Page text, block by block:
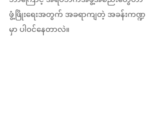
ဖွံ့ဖြိုးရေးအတွက် အခရာကျတဲ့ အခန်းကဏ္ဍ
မှာ ပါဝင်နေတာလဲ။